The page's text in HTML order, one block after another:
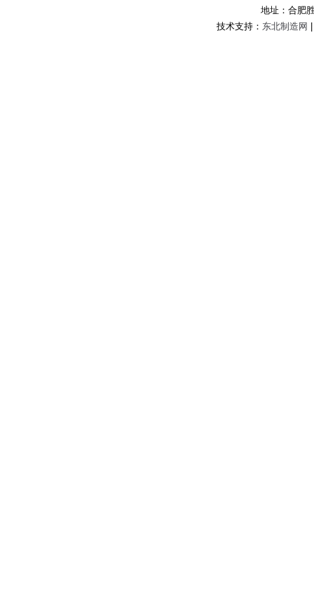
地址：合肥
技术支持： 东北制造网